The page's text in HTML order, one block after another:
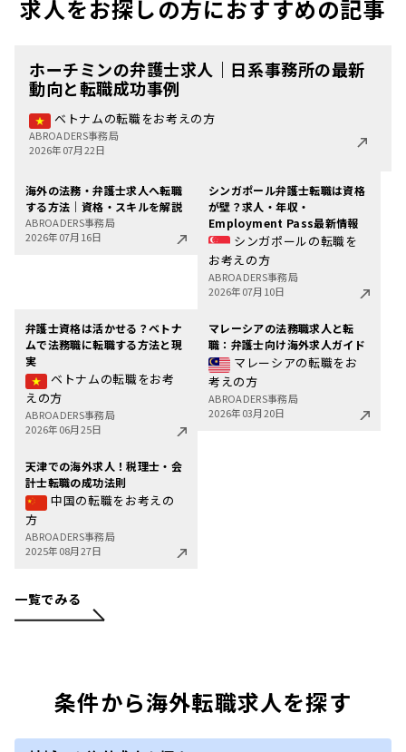
求人をお探しの方におすすめの記事
ホーチミンの弁護士求人｜日系事務所の最新
動向と転職成功事例
ベトナムの転職をお考えの方
ABROADERS事務局
2026年07月22日
海外の法務・弁護士求人へ転職
する方法｜資格・スキルを解説
ABROADERS事務局
2026年07月16日
シンガポール弁護士転職は資格
が壁？求人・年収・
Employment Pass最新情報
シンガポールの転職を
お考えの方
ABROADERS事務局
2026年07月10日
弁護士資格は活かせる？ベトナ
ムで法務職に転職する方法と現
実
ベトナムの転職をお考
えの方
ABROADERS事務局
2026年06月25日
マレーシアの法務職求人と転
職：弁護士向け海外求人ガイド
マレーシアの転職をお
考えの方
ABROADERS事務局
2026年03月20日
天津での海外求人！税理士・会
計士転職の成功法則
中国の転職をお考えの
方
ABROADERS事務局
2025年08月27日
一覧でみる
条件から海外転職求人を探す